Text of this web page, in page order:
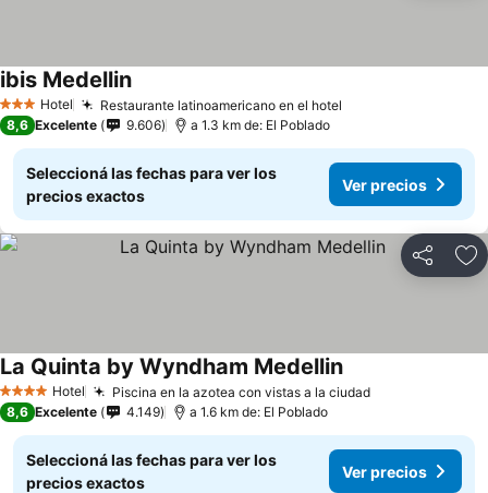
3 Estrellas
Hotel Restaurante latinoamericano en el hotel
ibis Medellin
8,6 Excelente 9.606 a 1.3 km de: El Poblado
Seleccioná las fechas para ver los
precios exactos
Ver precios
Compartir
4 EstrellasHotel Piscina en la azotea con vistas a la ciudad
La Quinta by Wyndham Medellin
8,6 Excelente 4.149 a 1.6 km de: El Poblado
Seleccioná las fechas para ver los
precios exactos
Ver precios